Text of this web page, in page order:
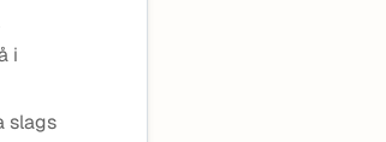
i
slags